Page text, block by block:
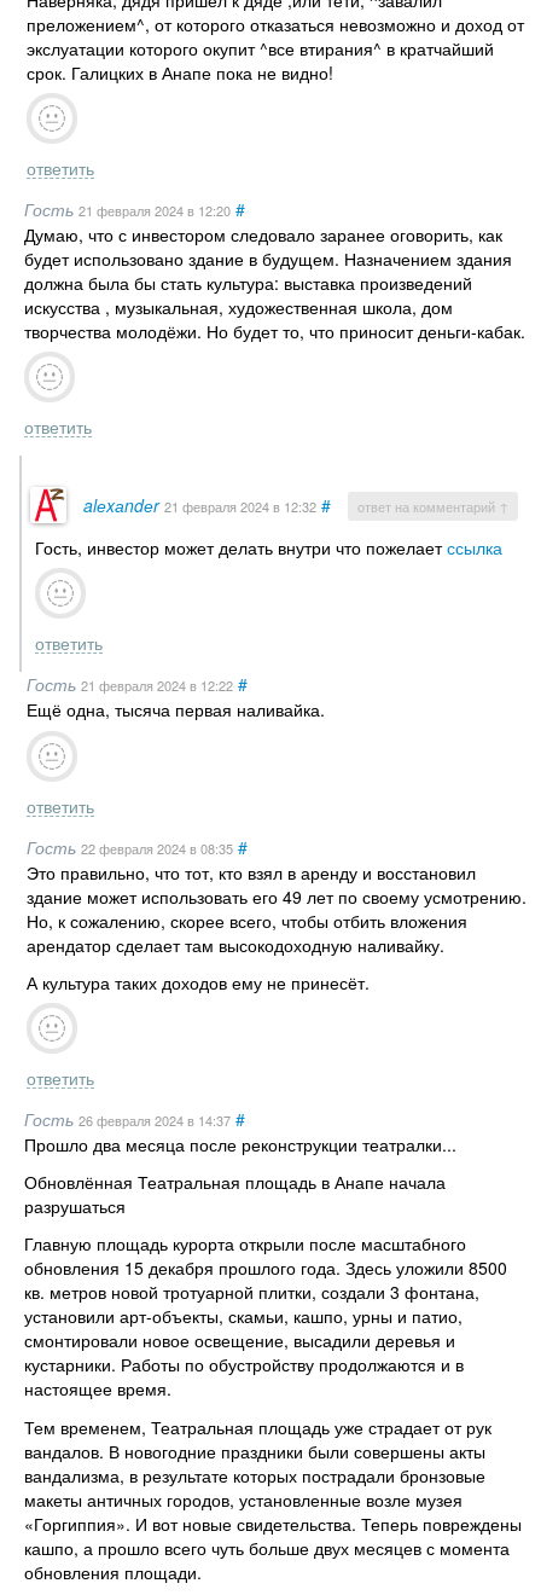
преложением^, от которого отказаться невозможно и доход от
экслуатации которого окупит ^все втирания^ в кратчайший
срок. Галицких в Анапе пока не видно!
ответить
Гость 21 февраля 2024в 12:20 #
Думаю, что с инвестором следовало заранее оговорить, как
будет использовано здание в будущем. Назначением здания
должна была бы стать культура: выставка произведений
искусства , музыкальная, художественная школа, дом
творчества молодёжи. Но будет то, что приносит деньги-кабак.
ответить
alеxаndеr 21 февраля 2024в 12:32 # ответ на комментарий ↑
Гость, инвестор может делать внутри что пожелаетссылка
ответить
Гость 21 февраля 2024в 12:22 #
Ещё одна, тысяча первая наливайка.
ответить
Гость 22 февраля 2024в 08:35 #
Это правильно, что тот, кто взял в аренду и восстановил
здание может использовать его 49 лет по своему усмотрению.
Но, к сожалению, скорее всего, чтобы отбить вложения
арендатор сделает там высокодоходную наливайку.
А культура таких доходов ему не принесёт.
ответить
Гость 26 февраля 2024в 14:37 #
Прошло два месяца после реконструкции театралки...
Обновлённая Театральная площадь в Анапе начала
разрушаться
Главную площадь курорта открыли после масштабного
обновления 15 декабря прошлого года. Здесь уложили 8500
кв. метров новой тротуарной плитки, создали 3 фонтана,
установили арт-объекты, скамьи, кашпо, урны и патио,
смонтировали новое освещение, высадили деревья и
кустарники. Работы по обустройству продолжаются и в
настоящее время.
Тем временем, Театральная площадь уже страдает от рук
вандалов. В новогодние праздники были совершены акты
вандализма, в результате которых пострадали бронзовые
макеты античных городов, установленные возле музея
«Горгиппия». И вот новые свидетельства. Теперь повреждены
кашпо, а прошло всего чуть больше двух месяцев с момента
обновления площади.